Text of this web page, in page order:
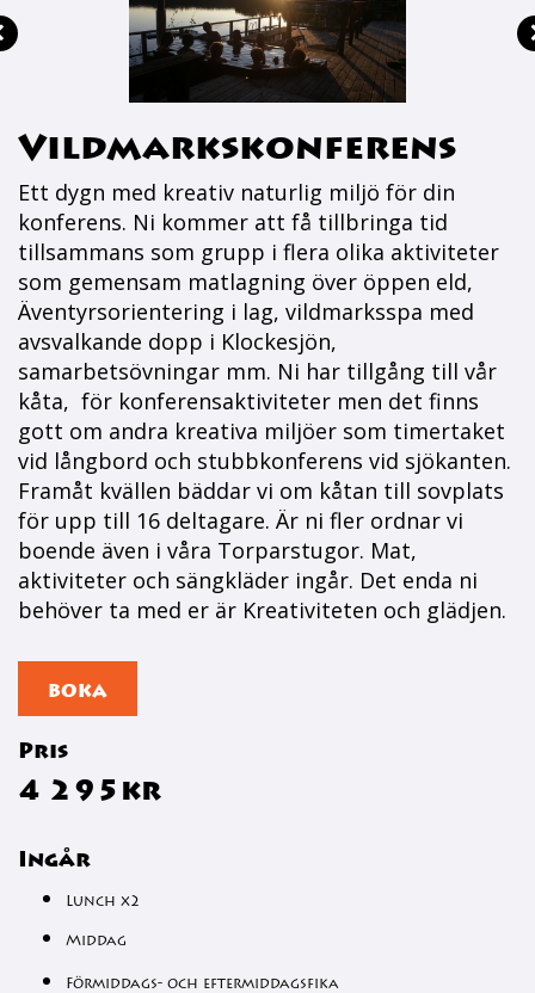
Vildmarkskonferens
Ett dygn med kreativ naturlig miljö för din
konferens. Ni kommer att få tillbringa tid
tillsammans som grupp i flera olika aktiviteter
som gemensam matlagning över öppen eld,
Äventyrsorientering i lag, vildmarksspa med
avsvalkande dopp i Klockesjön,
samarbetsövningar mm. Ni har tillgång till vår
kåta, för konferensaktiviteter men det finns
gott om andra kreativa miljöer som timertaket
vid långbord och stubbkonferens vid sjökanten.
Framåt kvällen bäddar vi om kåtan till sovplats
för upp till 16 deltagare. Är ni fler ordnar vi
boende även i våra Torparstugor. Mat,
aktiviteter och sängkläder ingår. Det enda ni
behöver ta med er är Kreativiteten och glädjen.
BOKA
Pris
4 295kr
Ingår
Lunch x2
Middag
Förmiddags- och eftermiddagsfika